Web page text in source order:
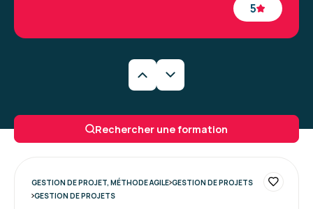
5
Très bonne expérience, c'était intéressant
d'avoir une formation flexible, qui s'adapte aux
Formation : Conduire et gérer un projet - niveau 2
Rechercher une formation
GESTION DE PROJET, MÉTHODE AGILE GESTION DE PROJETS
GESTION DE PROJETS